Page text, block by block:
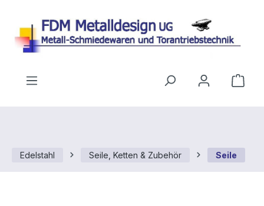
Edelstahl Seile, Ketten & Zubehör Seile